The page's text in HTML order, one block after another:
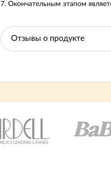
7. Окончательным этапом
Отзывы о продукте